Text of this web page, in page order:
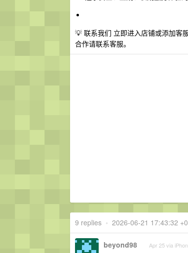
💡 联系我们 立即进入店铺或添加客
合作请联系客服。
9 replies • 2026-06-21 17:43:32
beyond98 Apr 25 via